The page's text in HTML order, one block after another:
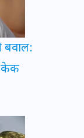
बवाल:
केक